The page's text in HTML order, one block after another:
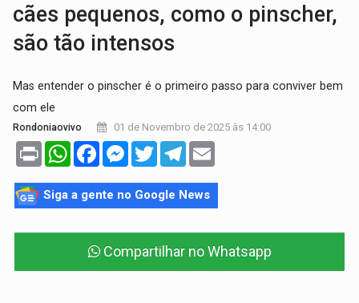
cães pequenos, como o pinscher,
são tão intensos
Mas entender o pinscher é o primeiro passo para conviver bem
com ele
Rondoniaovivo 01 de Novembro de 2025 às 14:00
Print WhatsAppFacebookMessenger
TwitterTelegram
Siga a gente no Google News
Compartilhar no Whatsapp